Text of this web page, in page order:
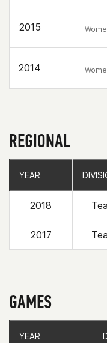
2015
2014
REGIONAL
YEAR
2018
2017
YEAR
GAMES
YEAR
YEAR